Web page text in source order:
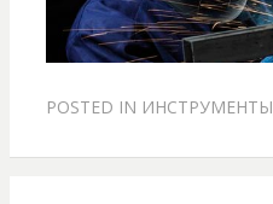
POSTED IN ИНСТРУМЕНТЫ